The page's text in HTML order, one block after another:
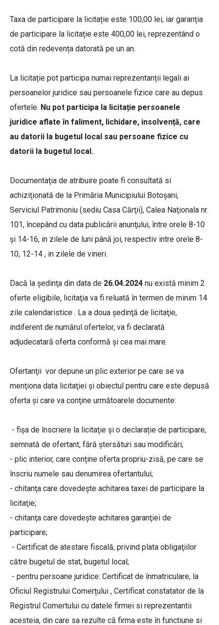
Taxa de participare la licitație este 100,00 lei, iar garanția
de participare la licitație este 400,00 lei, reprezentând o
cotă din redevența datorată pe un an.
La licitație pot participa numai reprezentanții legali ai
persoanelor juridice sau persoanele fizice care au depus
ofertele. Nu pot participa la licitație persoanele
juridice aflate în faliment, lichidare, insolvență, care
au datorii la bugetul local sau persoane fizice cu
datorii la bugetul local.
Documentaţia de atribuire poate fi consultată si
achiziţionată de la Primăria Municipiului Botoşani,
Serviciul Patrimoniu (sediu Casa Cărţii), Calea Naţionala nr.
101, începând cu data publicării anunţului, între orele 8-10
și 14-16, in zilele de luni până joi, respectiv intre orele 8-
10, 12-14 , in zilele de vineri.
Dacă la şedinţa din data de 26.04.2024 nu există minim 2
oferte eligibile, licitaţia va fi reluată în termen de minim 14
zile calendaristice . La a doua şedinţă de licitaţie,
indiferent de numărul ofertelor, va fi declarată
adjudecatară oferta conformă şi cea mai mare.
Ofertanţii vor depune un plic exterior pe care se va
menţiona data licitaţiei şi obiectul pentru care este depusă
oferta și care va conţine următoarele documente:
- fişa de înscriere la licitaţie și o declarație de participare,
semnată de ofertant, fără ştersături sau modificări;
- plic interior, care conține oferta propriu-zisă, pe care se
înscriu numele sau denumirea ofertantului;
- chitanţa care dovedeşte achitarea taxei de participare la
licitaţie;
- chitanţa care dovedeşte achitarea garanţiei de
participare;
- Certificat de atestare fiscală, privind plata obligaţiilor
către bugetul de stat, bugetul local;
- pentru persoane juridice: Certificat de înmatriculare, la
Oficiul Registrului Comerțului , Certificat constatator de la
Registrul Comertului cu datele firmei si reprezentantii
acesteia, din care sa rezulte că firma este în functiune si